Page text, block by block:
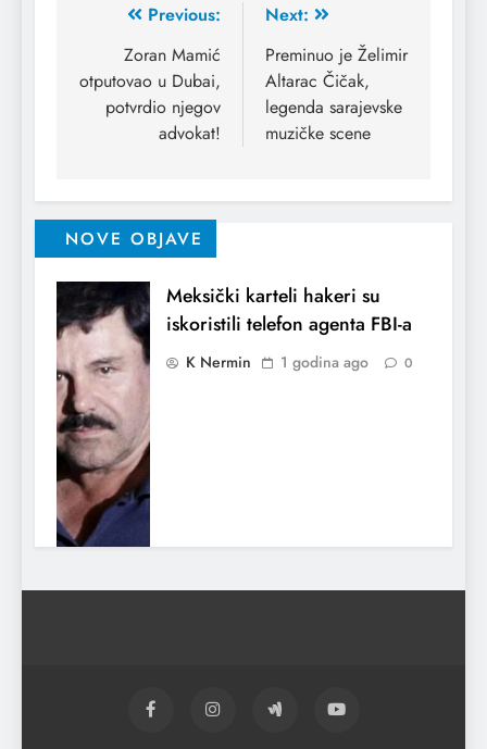
Previous:
Zoran Mamić
otputovao u Dubai,
potvrdio njegov
advokat!
Next:
Preminuo je Želimir
Altarac Čičak,
legenda sarajevske
muzičke scene
NOVE OBJAVE
Meksički karteli hakeri su
iskoristili telefon agenta FBI-a
K Nermin 1 godina ago 0
Indija potvrdila da je napala